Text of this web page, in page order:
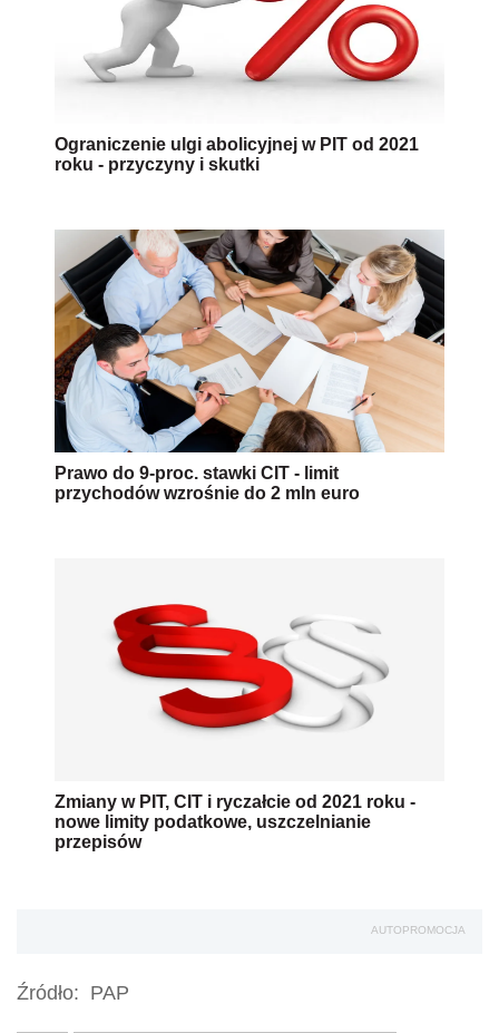
Ograniczenie ulgi abolicyjnej w PIT od 2021
roku - przyczyny i skutki
Prawo do 9-proc. stawki CIT - limit
przychodów wzrośnie do 2 mln euro
Zmiany w PIT, CIT i ryczałcie od 2021 roku -
nowe limity podatkowe, uszczelnianie
przepisów
AUTOPROMOCJA
Źródło: PAP